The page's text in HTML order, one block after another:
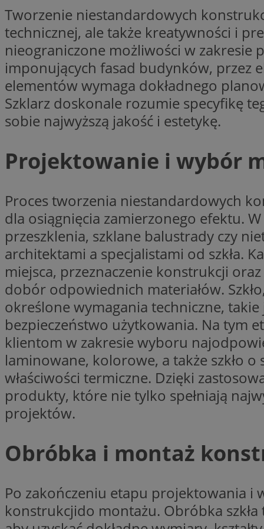
Tworzenie niestandardowych
technicznej, ale także kreatywności i
nieograniczone możliwości w zakresie
imponujących fasad budynków, przez
elementów wymaga dokładnego
Szklarz doskonale rozumie specyfikę
sobie najwyższą jakość i estetykę.
Projektowanie i wybór
Proces tworzenia niestandardowych
dla osiągnięcia zamierzonego efektu.
przeszklenia, szklane balustrady czy
architektami a specjalistami od szkła.
miejsca, przeznaczenie konstrukcji
dobór odpowiednich materiałów.
określone wymagania techniczne,
bezpieczeństwo użytkowania. Na tym
klientom w zakresie wyboru
laminowane, kolorowe, a także szkło
właściwości termiczne. Dzięki
produkty, które nie tylko spełniają
projektów.
Obróbka i montaż
Po zakończeniu etapu projektowania i
konstrukcjido montażu. Obróbka
QeSessID
MvSessID
euds
_ga_VBEXFQ7ESL
tuuid_lu
tuuid_lu
ADK_EX_11